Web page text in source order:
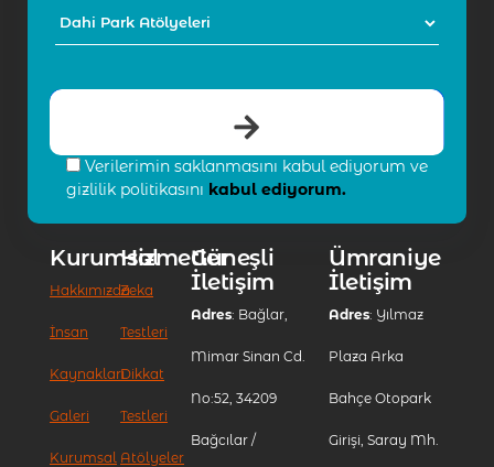
Verilerimin saklanmasını kabul ediyorum ve
gizlilik politikasını kabul ediyorum.
Kurumsal
Hakkımızda
İnsan
Kaynakları
Galeri
Kurumsal
Hizmetler
Zeka
Testleri
Dikkat
Testleri
Atölyeler
Güneşli
İletişim
Adres: Bağlar,
Mimar Sinan Cd.
No:52, 34209
Bağcılar /
Ümraniye
İletişim
Adres: Yılmaz
Plaza Arka
Bahçe Otopark
Girişi, Saray Mh.